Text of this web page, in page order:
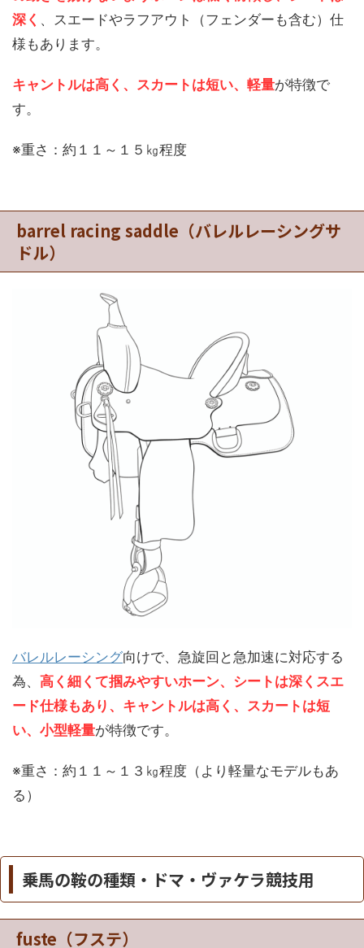
深く 、スエードやラフアウト（フェンダーも含む）仕
様もあります。
キャントルは高く、スカートは短い、軽量が特徴で
す。
※重さ：約１１～１５㎏程度
barrel racing saddle（バレルレーシングサ
ドル）
バレルレーシング向けで、急旋回と急加速に対応する
為、 高く細くて掴みやすいホーン、シートは深くスエ
ード仕様もあり、キャントルは高く、スカートは短
い、小型軽量が特徴です。
※重さ：約１１～１３㎏程度（より軽量なモデルもあ
る）
乗馬の鞍の種類・ドマ・ヴァケラ競技用
fuste（フステ）